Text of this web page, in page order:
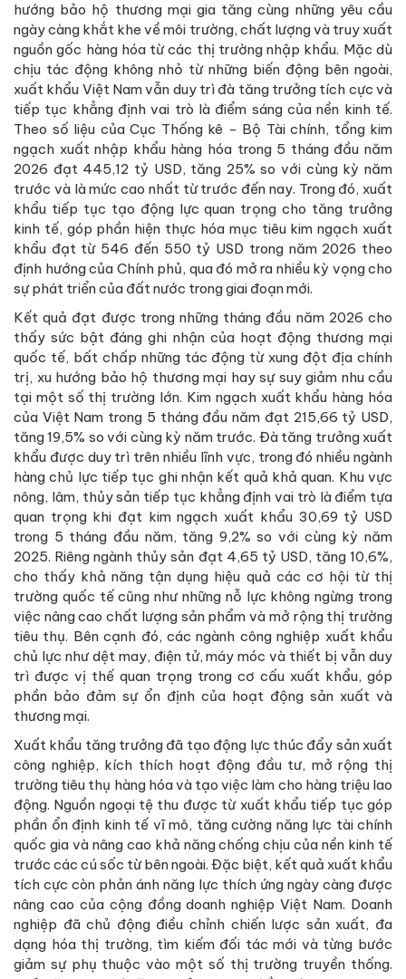
hướng bảo hộ thương mại gia tăng cùng những yêu cầu
ngày càng khắt khe về môi trường, chất lượng và truy xuất
nguồn gốc hàng hóa từ các thị trường nhập khẩu. Mặc dù
chịu tác động không nhỏ từ những biến động bên ngoài,
xuất khẩu Việt Nam vẫn duy trì đà tăng trưởng tích cực và
tiếp tục khẳng định vai trò là điểm sáng của nền kinh tế.
Theo số liệu của Cục Thống kê - Bộ Tài chính, tổng kim
ngạch xuất nhập khẩu hàng hóa trong 5 tháng đầu năm
2026 đạt 445,12 tỷ USD, tăng 25% so với cùng kỳ năm
trước và là mức cao nhất từ trước đến nay. Trong đó, xuất
khẩu tiếp tục tạo động lực quan trọng cho tăng trưởng
kinh tế, góp phần hiện thực hóa mục tiêu kim ngạch xuất
khẩu đạt từ 546 đến 550 tỷ USD trong năm 2026 theo
định hướng của Chính phủ, qua đó mở ra nhiều kỳ vọng cho
sự phát triển của đất nước trong giai đoạn mới.
Kết quả đạt được trong những tháng đầu năm 2026 cho
thấy sức bật đáng ghi nhận của hoạt động thương mại
quốc tế, bất chấp những tác động từ xung đột địa chính
trị, xu hướng bảo hộ thương mại hay sự suy giảm nhu cầu
tại một số thị trường lớn. Kim ngạch xuất khẩu hàng hóa
của Việt Nam trong 5 tháng đầu năm đạt 215,66 tỷ USD,
tăng 19,5% so với cùng kỳ năm trước. Đà tăng trưởng xuất
khẩu được duy trì trên nhiều lĩnh vực, trong đó nhiều ngành
hàng chủ lực tiếp tục ghi nhận kết quả khả quan. Khu vực
nông, lâm, thủy sản tiếp tục khẳng định vai trò là điểm tựa
quan trọng khi đạt kim ngạch xuất khẩu 30,69 tỷ USD
trong 5 tháng đầu năm, tăng 9,2% so với cùng kỳ năm
2025. Riêng ngành thủy sản đạt 4,65 tỷ USD, tăng 10,6%,
cho thấy khả năng tận dụng hiệu quả các cơ hội từ thị
trường quốc tế cũng như những nỗ lực không ngừng trong
việc nâng cao chất lượng sản phẩm và mở rộng thị trường
tiêu thụ. Bên cạnh đó, các ngành công nghiệp xuất khẩu
chủ lực như dệt may, điện tử, máy móc và thiết bị vẫn duy
trì được vị thế quan trọng trong cơ cấu xuất khẩu, góp
phần bảo đảm sự ổn định của hoạt động sản xuất và
thương mại.
Xuất khẩu tăng trưởng đã tạo động lực thúc đẩy sản xuất
công nghiệp, kích thích hoạt động đầu tư, mở rộng thị
trường tiêu thụ hàng hóa và tạo việc làm cho hàng triệu lao
động. Nguồn ngoại tệ thu được từ xuất khẩu tiếp tục góp
phần ổn định kinh tế vĩ mô, tăng cường năng lực tài chính
quốc gia và nâng cao khả năng chống chịu của nền kinh tế
trước các cú sốc từ bên ngoài. Đặc biệt, kết quả xuất khẩu
tích cực còn phản ánh năng lực thích ứng ngày càng được
nâng cao của cộng đồng doanh nghiệp Việt Nam. Doanh
nghiệp đã chủ động điều chỉnh chiến lược sản xuất, đa
dạng hóa thị trường, tìm kiếm đối tác mới và từng bước
giảm sự phụ thuộc vào một số thị trường truyền thống.